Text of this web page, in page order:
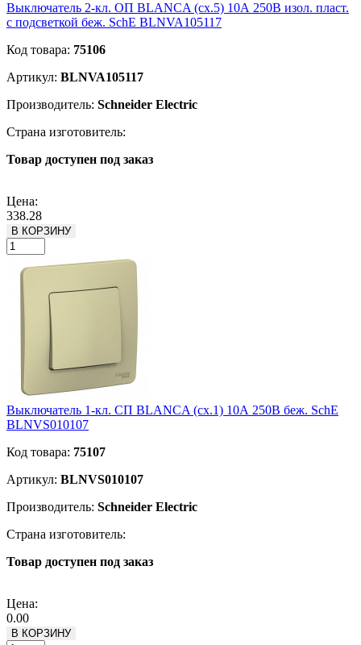
Выключатель 2-кл. ОП BLANCA (сх.5) 10А 250В изол. пласт.
с подсветкой беж. SchE BLNVA105117
Код товара: 75106
Артикул: BLNVA105117
Производитель: Schneider Electric
Страна изготовитель:
Товар доступен под заказ
Цена:
338.28
В КОРЗИНУ
Выключатель 1-кл. СП BLANCA (сх.1) 10А 250В беж. SchE
BLNVS010107
Код товара: 75107
Артикул: BLNVS010107
Производитель: Schneider Electric
Страна изготовитель:
Товар доступен под заказ
Цена:
0.00
В КОРЗИНУ